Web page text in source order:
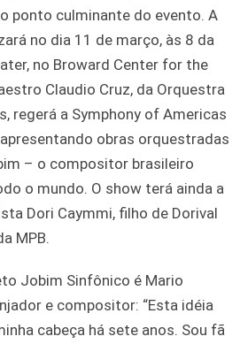
ponto culminante do evento. A
no dia 11 de março, às 8 da
no Broward Center for the
Claudio Cruz, da Orquestra
regerá a Symphony of Americas
obras orquestradas
– o compositor brasileiro
o mundo. O show terá ainda a
Dori Caymmi, filho de Dorival
MPB.
Jobim Sinfônico é Mario
e compositor: “Esta idéia
cabeça há sete anos. Sou fã